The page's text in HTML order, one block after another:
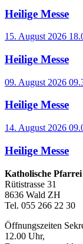
Heilige Messe
15. August 2026
Heilige Messe
09. August 2026
Heilige Messe
14. August 2026
Heilige Messe
Katholische
Rütistrasse 31
8636 Wald ZH
Tel. 055 266 22 30
Öffnungszeiten
12.00 Uhr,